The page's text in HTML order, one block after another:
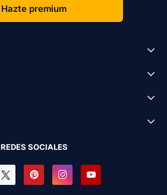
Hazte premium
REDES SOCIALES